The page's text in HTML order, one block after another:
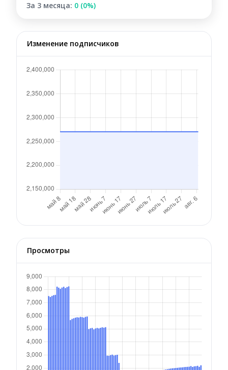
За 3 месяца: 0 (0%)
Изменение подписчиков
Просмотры